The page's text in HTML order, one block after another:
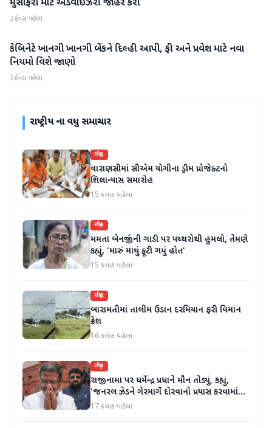
મુસાફરો માટે એડવાઈઝરી જાહેર કરી
2 દિવસ પહેલા
રાષ્ટ્રીય
કેબિનેટે ખાનગી ખાનગી બેંકને દિલ્હી આપી, ફી અને પ્રવેશ માટે નવા
નિયમો વિશે જાણો
2 દિવસ પહેલા
રાષ્ટ્રીયના વધુ સમાચાર
રાષ્ટ્રીય
વારાણસીમાં સીએમ યોગીના ડ્રીમ પ્રોજેક્ટનો
શિલાન્યાસ સમારોહ
15 કલાક પહેલા
રાષ્ટ્રીય
મમતા બેનર્જીની ગાડી પર પથ્થરોથી હુમલો, તેમણે
કહ્યું, 'મારું માથું ફૂટી ગયું હોત'
15 કલાક પહેલા
રાષ્ટ્રીય
બારામતીમાં તાલીમ ઉડાન દરમિયાન ફરી વિમાન
ક્રેશ
16 કલાક પહેલા
રાષ્ટ્રીય
રાજીનામા પર ધર્મેન્દ્ર પ્રધાને મૌન તોડ્યું, કહ્યું,
'જનરલ ઝેડને ગેરમાર્ગે દોરવાનો પ્રયાસ કરવામાં
આવ્યો, મારા માટે પદ મહત્વનું નથી'
17 કલાક પહેલા